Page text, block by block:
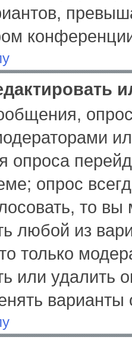
опроса
опрос
то
любой из
только
или удалить
варианты